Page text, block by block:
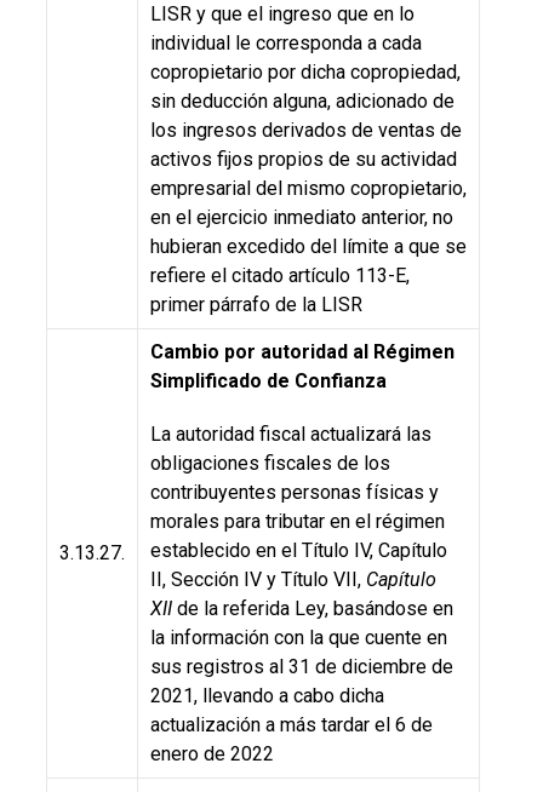
LISR y que el ingreso que en lo
individual le corresponda a cada
copropietario por dicha copropiedad,
sin deducción alguna, adicionado de
los ingresos derivados de ventas de
activos fijos propios de su actividad
empresarial del mismo copropietario,
en el ejercicio inmediato anterior, no
hubieran excedido del límite a que se
refiere el citado artículo 113-E,
primer párrafo de la LISR
3.13.27.
Cambio por autoridad al Régimen
Simplificado de Confianza
La autoridad fiscal actualizará las
obligaciones fiscales de los
contribuyentes personas físicas y
morales para tributar en el régimen
establecido en el Título IV, Capítulo
II, Sección IV y Título VII, Capítulo
XIIde la referida Ley, basándose en
la información con la que cuente en
sus registros al 31 de diciembre de
2021, llevando a cabo dicha
actualización a más tardar el 6 de
enero de 2022